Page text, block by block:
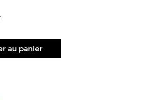
au panier